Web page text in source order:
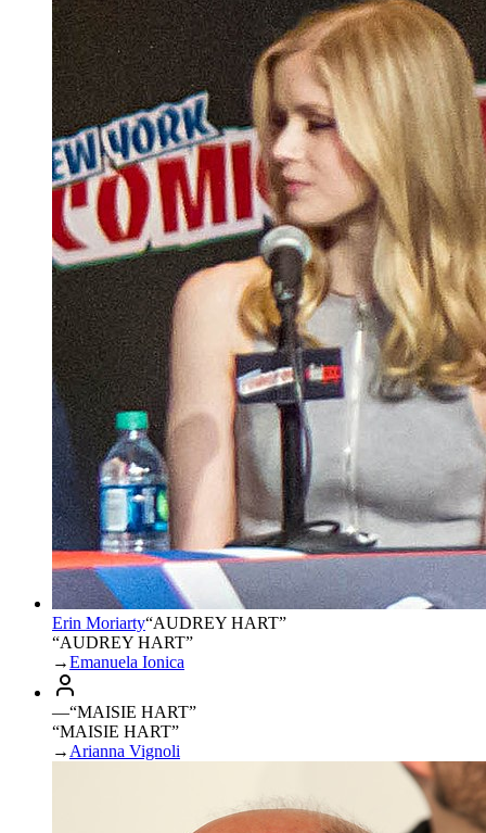
Erin Moriarty“AUDREY HART”
“AUDREY HART”
→Emanuela Ionica
—“MAISIE HART”
“MAISIE HART”
→ Arianna Vignoli